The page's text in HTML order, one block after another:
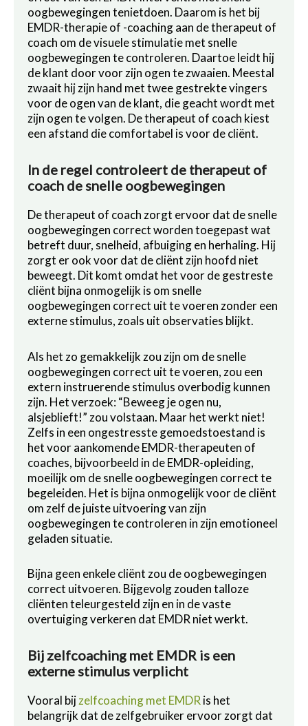
oogbewegingen tenietdoen. Daarom is het bij
EMDR-therapie of -coaching aan de therapeut of
coach om de visuele stimulatie met snelle
oogbewegingen te controleren. Daartoe leidt hij
de klant door voor zijn ogen te zwaaien. Meestal
zwaait hij zijn hand met twee gestrekte vingers
voor de ogen van de klant, die geacht wordt met
zijn ogen te volgen. De therapeut of coach kiest
een afstand die comfortabel is voor de cliënt.
In de regel controleert de therapeut of
coach de snelle oogbewegingen
De therapeut of coach zorgt ervoor dat de snelle
oogbewegingen correct worden toegepast wat
betreft duur, snelheid, afbuiging en herhaling. Hij
zorgt er ook voor dat de cliënt zijn hoofd niet
beweegt. Dit komt omdat het voor de gestreste
cliënt bijna onmogelijk is om snelle
oogbewegingen correct uit te voeren zonder een
externe stimulus, zoals uit observaties blijkt.
Als het zo gemakkelijk zou zijn om de snelle
oogbewegingen correct uit te voeren, zou een
extern instruerende stimulus overbodig kunnen
zijn. Het verzoek: “Beweeg je ogen nu,
alsjeblieft!” zou volstaan. Maar het werkt niet!
Zelfs in een ongestresste gemoedstoestand is
het voor aankomende EMDR-therapeuten of
coaches, bijvoorbeeld in de EMDR-opleiding,
moeilijk om de snelle oogbewegingen correct te
begeleiden. Het is bijna onmogelijk voor de cliënt
om zelf de juiste uitvoering van zijn
oogbewegingen te controleren in zijn emotioneel
geladen situatie.
Bijna geen enkele cliënt zou de oogbewegingen
correct uitvoeren. Bijgevolg zouden talloze
cliënten teleurgesteld zijn en in de vaste
overtuiging verkeren dat EMDR niet werkt.
Bij zelfcoaching met EMDR is een
externe stimulus verplicht
Vooral bijzelfcoaching met EMDR is het
belangrijk dat de zelfgebruiker ervoor zorgt dat